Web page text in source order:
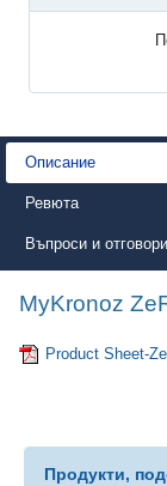
Описание
Ревюта
Въпроси и отговори
MyKronoz
Product Sheet-
Продукти,